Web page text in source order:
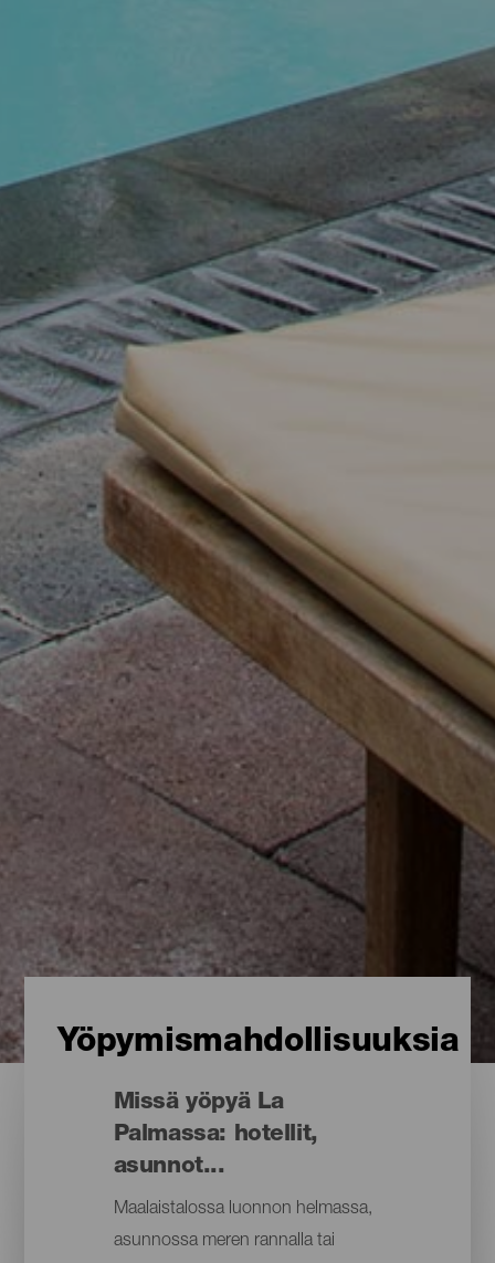
Yöpymismahdollisuuksia
Missä yöpyä La
Palmassa: hotellit,
asunnot...
Maalaistalossa luonnon helmassa,
asunnossa meren rannalla tai